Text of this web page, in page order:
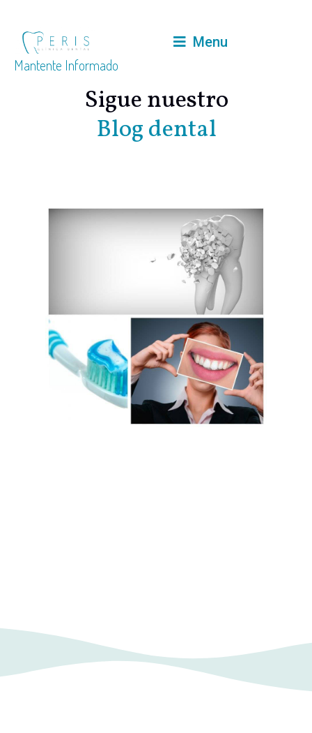
Menu
Mantente Informado
Sigue nuestro
Blog dental